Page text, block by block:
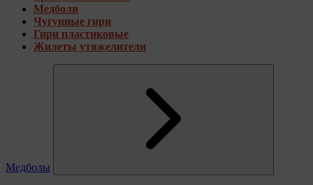
Медболи
Чугунные гири
Гири пластиковые
Жилеты утяжелители
Медболы